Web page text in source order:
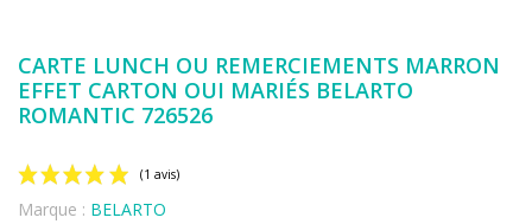
CARTE LUNCH OU REMERCIEMENTS MARRON
EFFET CARTON OUI MARIÉS BELARTO
ROMANTIC 726526
Marque : BELARTO